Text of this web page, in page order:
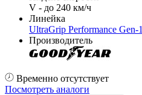
V - до 240 км/ч
Линейка
UltraGrip Performance Gen-1
Производитель
Временно отсутствует
Посмотреть аналоги